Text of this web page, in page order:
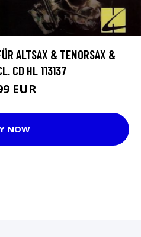
ALTSAX & TENORSAX &
CD HL 113137
EUR
NOW